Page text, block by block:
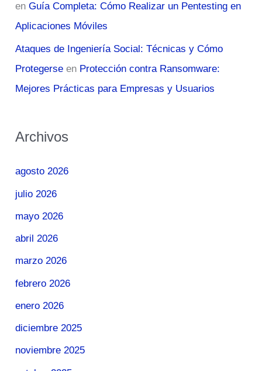
enGuía Completa: Cómo Realizar un Pentesting en
Aplicaciones Móviles
Ataques de Ingeniería Social: Técnicas y Cómo
Protegerse en Protección contra Ransomware:
Mejores Prácticas para Empresas y Usuarios
Archivos
agosto 2026
julio 2026
mayo 2026
abril 2026
marzo 2026
febrero 2026
enero 2026
diciembre 2025
noviembre 2025